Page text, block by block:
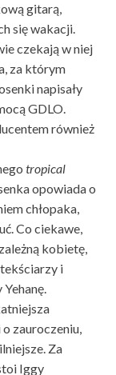
gitarą,
się wakacji.
czekają w niej
za którym
napisały
GDLO.
również
tropical
opowiada o
chłopaka,
Co ciekawe,
kobietę,
i
zauroczeniu,
Za
Iggy